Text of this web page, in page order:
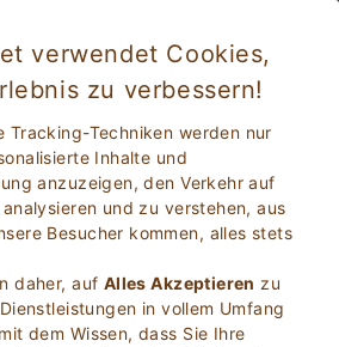
verwendet Cookies,
zu verbessern!
Tracking-Techniken werden nur
Inhalte und
anzuzeigen, den Verkehr auf
und zu verstehen, aus
Besucher kommen, alles stets
daher, auf Alles Akzeptieren zu
in vollem Umfang
dem Wissen, dass Sie Ihre
Bauernhof in Italien: Was Sie
sollten